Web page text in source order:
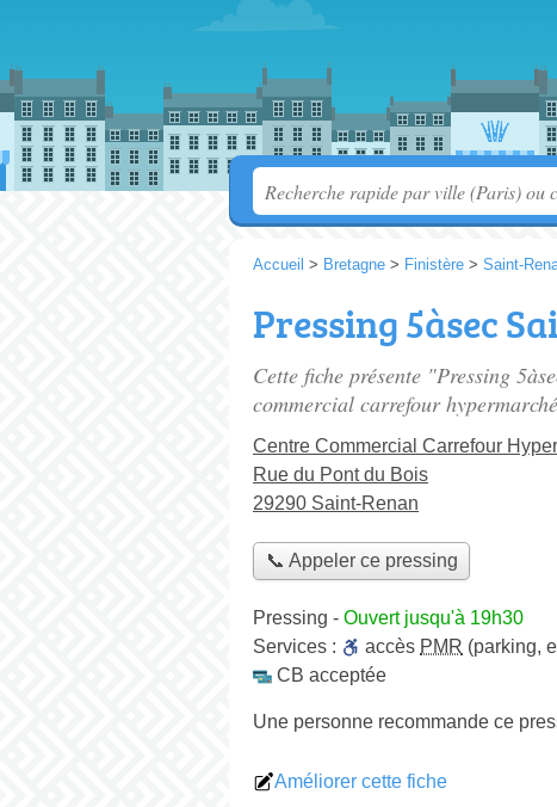
Accueil > Bretagne > Finistère > Saint-
Pressing 5àsec
Cette fiche présente "Pressing
commercial carrefour hypermarché
Centre Commercial Carrefour
Rue du Pont du Bois
29290 Saint-Renan
📞 Appeler ce pressing
Pressing - Ouvert jusqu'à 19h30
Services :
accès PMR (parking,
CB acceptée
Une personne recommande ce
Améliorer cette fiche